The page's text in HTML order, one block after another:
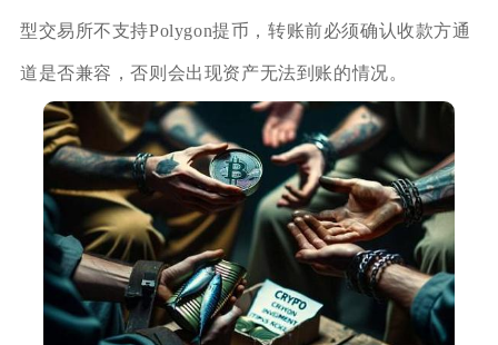
型交易所不支持Polygon提币，转账前必须确认收款方通
道是否兼容，否则会出现资产无法到账的情况。